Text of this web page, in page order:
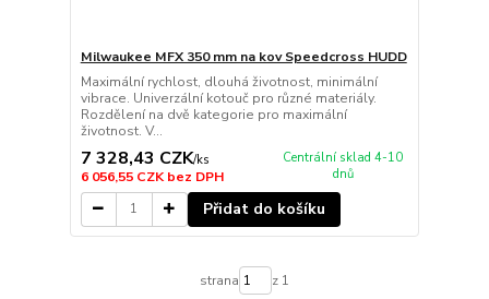
Milwaukee MFX 350 mm na kov Speedcross HUDD
Maximální rychlost, dlouhá životnost, minimální
vibrace. Univerzální kotouč pro různé materiály.
Rozdělení na dvě kategorie pro maximální
životnost. V...
7 328,43 CZK/ks
6 056,55 CZKbez DPH
Centrální sklad 4-10
dnů
Přidat do košíku
strana z 1